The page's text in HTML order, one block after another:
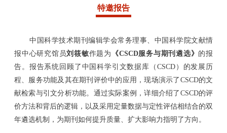
特邀报告
中国科学技术期刊编辑学会常务理事、中国科学院文献情
报中心研究馆员刘筱敏作题为 《CSCD服务与期刊遴选》 的报
告。报告系统回顾了中国科学引文数据库（ CSCD）的发展历
程、服务功能及其在期刊评价中的应用，现场演示了CSCD的文
献检索与引文分析功能。通过实际案例，详细介绍了CSCD的评
价方法和背后的逻辑，以及采用定量数据与定性评估相结合的双
年遴选机制，为期刊如何提升质量、扩大影响力指明了方向。